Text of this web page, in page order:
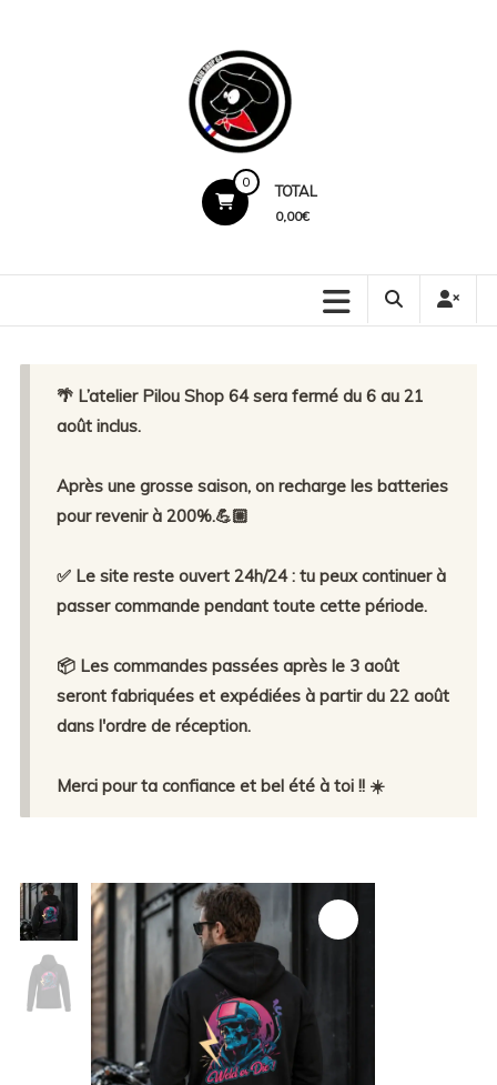
premium.
Service
humain.
0
TOTAL
0,00€
🌴 L’atelier Pilou Shop 64 sera fermé du 6 au 21
août inclus.
Après une grosse saison, on recharge les batteries
pour revenir à 200%.💪🏼
✅ Le site reste ouvert 24h/24 : tu peux continuer à
passer commande pendant toute cette période.
📦 Les commandes passées après le 3 août
seront fabriquées et expédiées à partir du 22 août
dans l'ordre de réception.
Merci pour ta confiance et bel été à toi !! ☀️